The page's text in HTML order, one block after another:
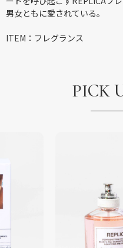
男女ともに愛されている。
ITEM：フレグランス
PICK